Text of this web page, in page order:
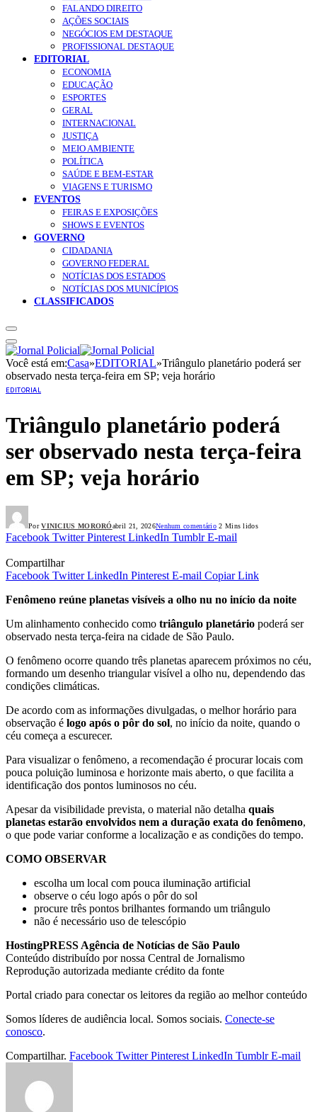
FALANDO DIREITO
AÇÕES SOCIAIS
NEGÓCIOS EM DESTAQUE
PROFISSIONAL DESTAQUE
EDITORIAL
ECONOMIA
EDUCAÇÃO
ESPORTES
GERAL
INTERNACIONAL
JUSTIÇA
MEIO AMBIENTE
POLÍTICA
SAÚDE E BEM-ESTAR
VIAGENS E TURISMO
EVENTOS
FEIRAS E EXPOSIÇÕES
SHOWS E EVENTOS
GOVERNO
CIDADANIA
GOVERNO FEDERAL
NOTÍCIAS DOS ESTADOS
NOTÍCIAS DOS MUNICÍPIOS
CLASSIFICADOS
Você está em:Casa»EDITORIAL»Triângulo planetário poderá ser
observado nesta terça-feira em SP; veja horário
EDITORIAL
Triângulo planetário poderá
ser observado nesta terça-feira
em SP; veja horário
Por VINICIUS MORORÓabril 21, 2026Nenhum comentário 2 Mins lidos
Facebook Twitter Pinterest LinkedIn Tumblr E-mail
Compartilhar
Facebook Twitter LinkedIn Pinterest E-mail Copiar Link
Fenômeno reúne planetas visíveis a olho nu no início da noite
Um alinhamento conhecido como triângulo planetário poderá ser
observado nesta terça-feira na cidade de São Paulo.
O fenômeno ocorre quando três planetas aparecem próximos no céu,
formando um desenho triangular visível a olho nu, dependendo das
condições climáticas.
De acordo com as informações divulgadas, o melhor horário para
observação é logo após o pôr do sol, no início da noite, quando o
céu começa a escurecer.
Para visualizar o fenômeno, a recomendação é procurar locais com
pouca poluição luminosa e horizonte mais aberto, o que facilita a
identificação dos pontos luminosos no céu.
Apesar da visibilidade prevista, o material não detalha quais
planetas estarão envolvidos nem a duração exata do fenômeno,
o que pode variar conforme a localização e as condições do tempo.
COMO OBSERVAR
escolha um local com pouca iluminação artificial
observe o céu logo após o pôr do sol
procure três pontos brilhantes formando um triângulo
não é necessário uso de telescópio
HostingPRESS Agência de Notícias de São Paulo
Conteúdo distribuído por nossa Central de Jornalismo
Reprodução autorizada mediante crédito da fonte
Portal criado para conectar os leitores da região ao melhor conteúdo
Somos líderes de audiência local. Somos sociais. Conecte-se
conosco.
Compartilhar. Facebook Twitter Pinterest LinkedIn Tumblr E-mail